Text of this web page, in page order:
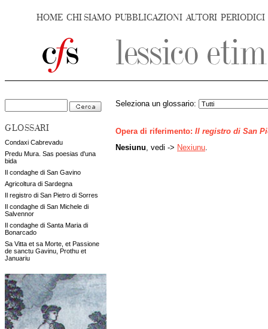
HOME CHI SIAMO PUBBLICAZIONI AUTORI PERIODICI
GLOSSARI
Condaxi Cabrevadu
Predu Mura. Sas poesias d'una
bida
Il condaghe di San Gavino
Agricoltura di Sardegna
Il registro di San Pietro di Sorres
Il condaghe di San Michele di
Salvennor
Il condaghe di Santa Maria di
Bonarcado
Sa Vitta et sa Morte, et Passione
de sanctu Gavinu, Prothu et
Januariu
Seleziona un glossario:
Opera di riferimento: Il registro di San
Nesiunu , vedi -> Nexiunu